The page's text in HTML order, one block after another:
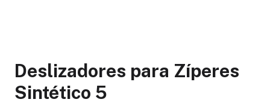
Deslizadores para Zíperes
Sintético 5